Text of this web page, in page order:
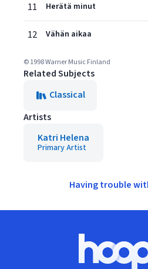
11 Herätä minut
12 Vähän aikaa
© 1998 Warner Music Finland
Related Subjects
Classical
Artists
Katri Helena
Primary Artist
Having trouble